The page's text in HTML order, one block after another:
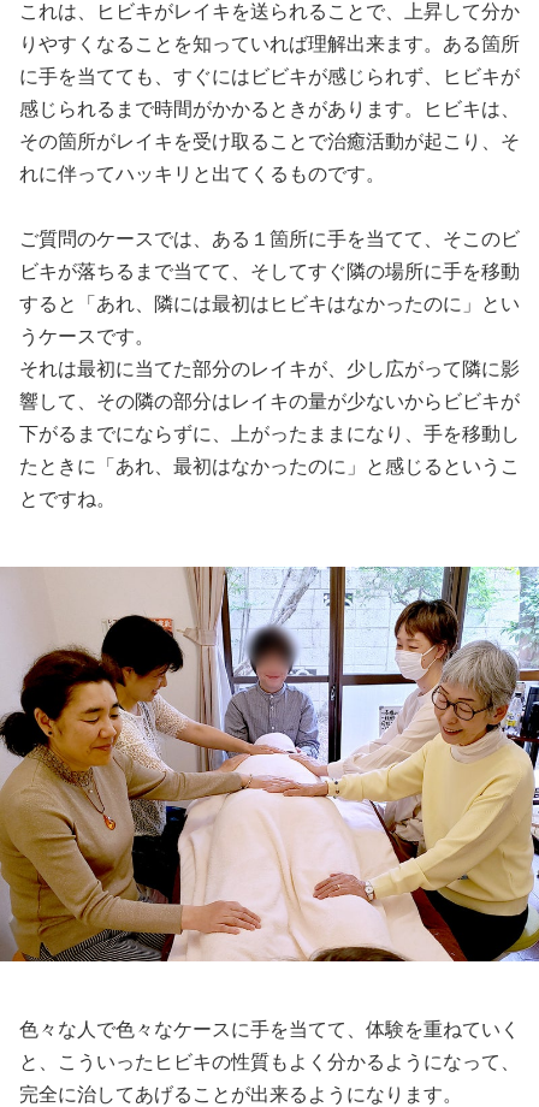
これは、ヒビキがレイキを送られることで、上昇して分か
りやすくなることを知っていれば理解出来ます。ある箇所
に手を当てても、すぐにはビビキが感じられず、ヒビキが
感じられるまで時間がかかるときがあります。ヒビキは、
その箇所がレイキを受け取ることで治癒活動が起こり、そ
れに伴ってハッキリと出てくるものです。
ご質問のケースでは、ある１箇所に手を当てて、そこのビ
ビキが落ちるまで当てて、そしてすぐ隣の場所に手を移動
すると「あれ、隣には最初はヒビキはなかったのに」とい
うケースです。
それは最初に当てた部分のレイキが、少し広がって隣に影
響して、その隣の部分はレイキの量が少ないからビビキが
下がるまでにならずに、上がったままになり、手を移動し
たときに「あれ、最初はなかったのに」と感じるというこ
とですね。
色々な人で色々なケースに手を当てて、体験を重ねていく
と、こういったヒビキの性質もよく分かるようになって、
完全に治してあげることが出来るようになります。